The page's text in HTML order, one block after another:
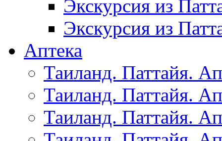
Экскурсия из
Экскурсия из
Аптека
Таиланд. Паттайя.
Таиланд. Паттайя.
Таиланд. Паттайя.